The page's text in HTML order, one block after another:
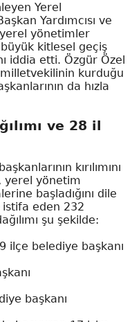
Yerel
Yardımcısı ve
yönetimler
kitlesel geçiş
iddia etti. Özgür Özel
kurduğu
da hızla
ve 28 il
kırılımını
yerel yönetim
başladığını dile
istifa eden 232
şu şekilde:
ilçe belediye başkanı
başkanı